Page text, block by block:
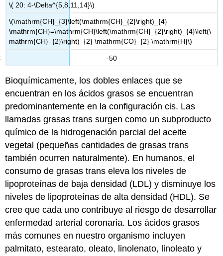
\( 20: 4-\Delta^{5,8,11,14}\)
\(\mathrm{CH}_{3}\left(\mathrm{CH}_{2}\right)_{4}
\mathrm{CH}=\mathrm{CH}\left(\mathrm{CH}_{2}\right)_{4}\left(\
mathrm{CH}_{2}\right)_{2} \mathrm{CO}_{2} \mathrm{H}\)
-50
Bioquímicamente, los dobles enlaces que se
encuentran en los ácidos grasos se encuentran
predominantemente en la configuración cis. Las
llamadas grasas trans surgen como un subproducto
químico de la hidrogenación parcial del aceite
vegetal (pequeñas cantidades de grasas trans
también ocurren naturalmente). En humanos, el
consumo de grasas trans eleva los niveles de
lipoproteínas de baja densidad (LDL) y disminuye los
niveles de lipoproteínas de alta densidad (HDL). Se
cree que cada uno contribuye al riesgo de desarrollar
enfermedad arterial coronaria. Los ácidos grasos
más comunes en nuestro organismo incluyen
palmitato, estearato, oleato, linolenato, linoleato y